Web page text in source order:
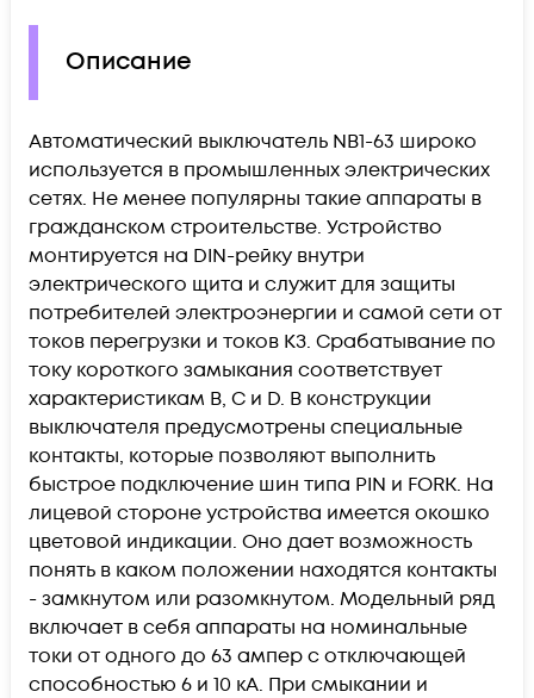
Описание
Автоматический выключатель NB1-63 широко
используется в промышленных электрических
сетях. Не менее популярны такие аппараты в
гражданском строительстве. Устройство
монтируется на DIN-рейку внутри
электрического щита и служит для защиты
потребителей электроэнергии и самой сети от
токов перегрузки и токов КЗ. Срабатывание по
току короткого замыкания соответствует
характеристикам B, C и D. В конструкции
выключателя предусмотрены специальные
контакты, которые позволяют выполнить
быстрое подключение шин типа PIN и FORK. На
лицевой стороне устройства имеется окошко
цветовой индикации. Оно дает возможность
понять в каком положении находятся контакты
- замкнутом или разомкнутом. Модельный ряд
включает в себя аппараты на номинальные
токи от одного до 63 ампер с отключающей
способностью 6 и 10 кА. При смыкании и